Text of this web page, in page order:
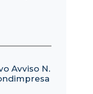
Avviso N.